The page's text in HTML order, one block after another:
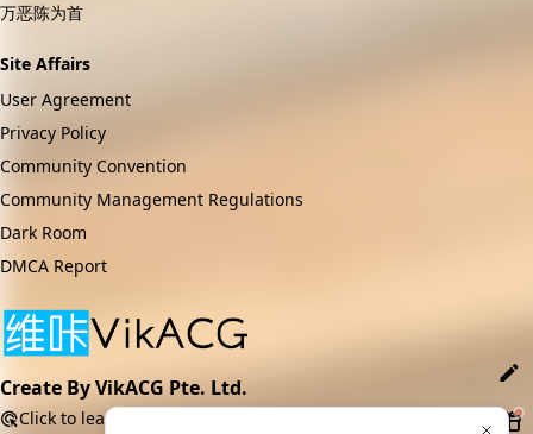
万恶陈为首
Site Affairs
User Agreement
Privacy Policy
Community Convention
Community Management Regulations
Dark Room
DMCA Report
Create By VikACG Pte. Ltd.
Click to learn more.